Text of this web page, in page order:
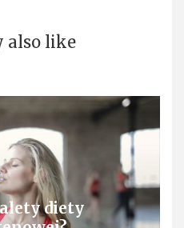
also like
diety